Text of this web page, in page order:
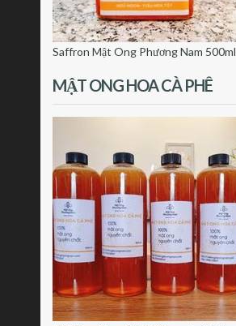
Saffron Mật Ong Phương Nam 500ml
MẬT ONG HOA CÀ PHÊ